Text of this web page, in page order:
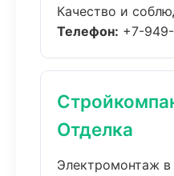
Качество и
Телефон: +7-
Отделка
Электромонтаж